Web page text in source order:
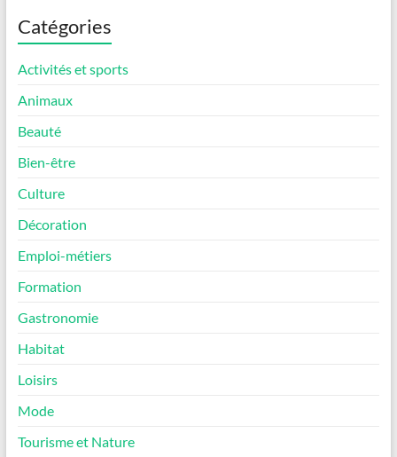
Catégories
Activités et sports
Animaux
Beauté
Bien-être
Culture
Décoration
Emploi-métiers
Formation
Gastronomie
Habitat
Loisirs
Mode
Tourisme et Nature